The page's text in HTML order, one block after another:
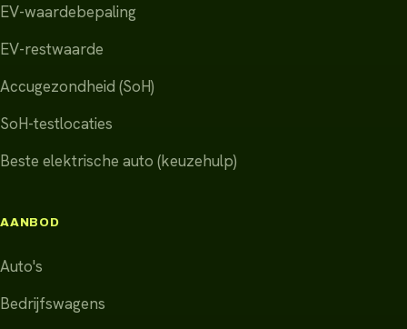
EV-waardebepaling
EV-restwaarde
Accugezondheid (SoH)
SoH-testlocaties
Beste elektrische auto (keuzehulp)
AANBOD
Auto's
Bedrijfswagens